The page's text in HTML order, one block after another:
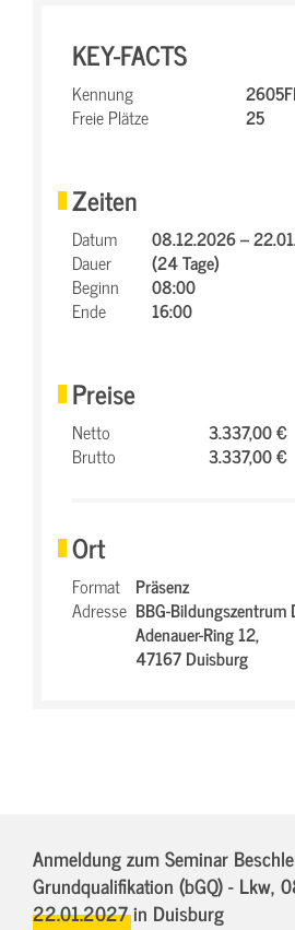
KEY-FACTS
Kennung
Freie Plätze
25
Zeiten
Datum
08.12.2026 –
Dauer
(24 Tage)
Beginn
08:00
Ende
16:00
Preise
Netto
3.337,00 €
Brutto
3.337,00 €
Ort
Format Präsenz
Adresse BBG-Bildungszentrum
Adenauer-Ring 12,
47167 Duisburg
Anmeldung zum Seminar
Grundqualifikation (bGQ) - Lkw,
22.01.2027in Duisburg